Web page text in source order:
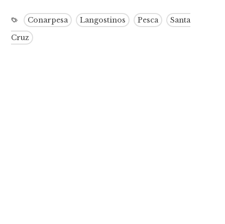
Conarpesa Langostinos Pesca
Santa
Cruz